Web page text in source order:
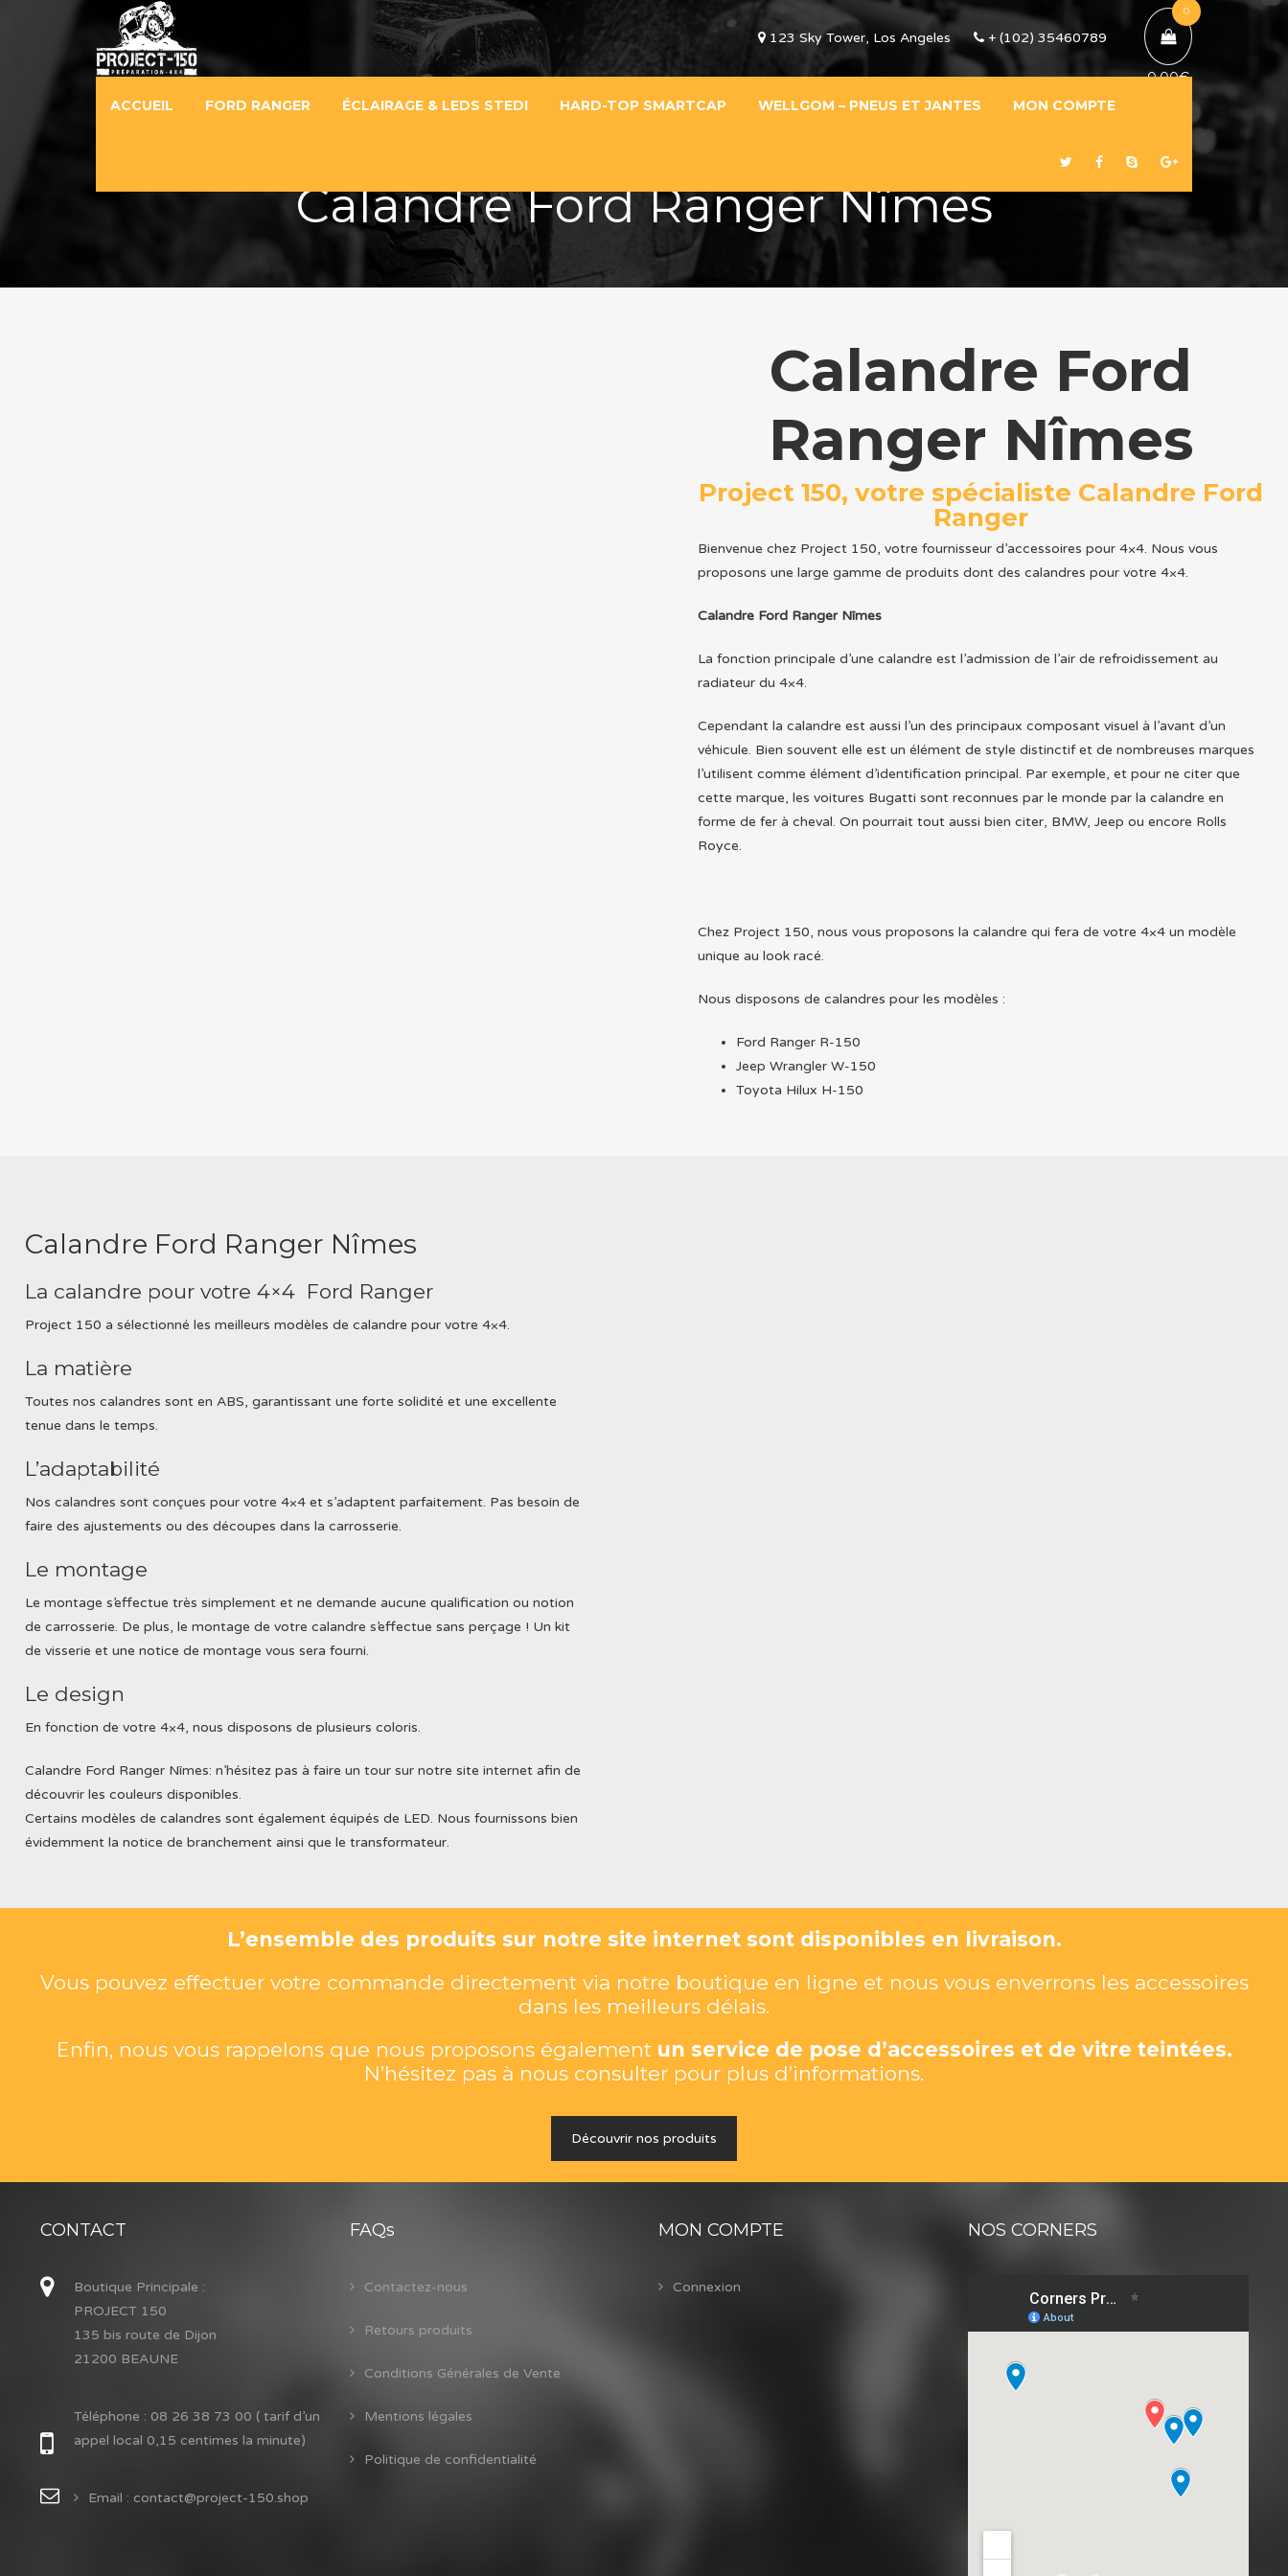
123 Sky Tower, Los Angeles + (102) 35460789
0
0,00€
ACCUEIL
FORD RANGER ÉCLAIRAGE & LEDS STEDI HARD-TOP SMARTCAP WELLGOM – PNEUS ET JANTES MON COMPTE
Calandre Ford Ranger Nîmes
Calandre Ford
Ranger Nîmes
Project 150, votre spécialiste Calandre Ford
Ranger
Bienvenue chez Project 150, votre fournisseur d’accessoires pour 4×4. Nous vous
proposons une large gamme de produits dont des calandres pour votre 4×4.
Calandre Ford Ranger Nîmes
La fonction principale d’une calandre est l’admission de l’air de refroidissement au
radiateur du 4×4.
Cependant la calandre est aussi l’un des principaux composant visuel à l’avant d’un
véhicule. Bien souvent elle est un élément de style distinctif et de nombreuses marques
l’utilisent comme élément d’identification principal. Par exemple, et pour ne citer que
cette marque, les voitures Bugatti sont reconnues par le monde par la calandre en
forme de fer à cheval. On pourrait tout aussi bien citer, BMW, Jeep ou encore Rolls
Royce.
Chez Project 150, nous vous proposons la calandre qui fera de votre 4×4 un modèle
unique au look racé.
Nous disposons de calandres pour les modèles :
Ford Ranger R-150
Jeep Wrangler W-150
Toyota Hilux H-150
Calandre Ford Ranger Nîmes
La calandre pour votre 4×4 Ford Ranger
Project 150 a sélectionné les meilleurs modèles de calandre pour votre 4×4.
La matière
Toutes nos calandres sont en ABS, garantissant une forte solidité et une excellente
tenue dans le temps.
L’adaptabilité
Nos calandres sont conçues pour votre 4×4 et s’adaptent parfaitement. Pas besoin de
faire des ajustements ou des découpes dans la carrosserie.
Le montage
Le montage s’effectue très simplement et ne demande aucune qualification ou notion
de carrosserie. De plus, le montage de votre calandre s’effectue sans perçage ! Un kit
de visserie et une notice de montage vous sera fourni.
Le design
En fonction de votre 4×4, nous disposons de plusieurs coloris.
Calandre Ford Ranger Nîmes: n’hésitez pas à faire un tour sur notre site internet afin de
découvrir les couleurs disponibles.
Certains modèles de calandres sont également équipés de LED. Nous fournissons bien
évidemment la notice de branchement ainsi que le transformateur.
L’ensemble des produits sur notre site internet sont disponibles en livraison.
Vous pouvez effectuer votre commande directement via notre boutique en ligne et nous vous enverrons les accessoires
dans les meilleurs délais.
Enfin, nous vous rappelons que nous proposons également un service de pose d’accessoires et de vitre teintées.
N’hésitez pas à nous consulter pour plus d’informations.
Découvrir nos produits
CONTACT
Boutique Principale :
PROJECT 150
135 bis route de Dijon
21200 BEAUNE
Téléphone : 08 26 38 73 00 ( tarif d’un
appel local 0,15 centimes la minute)
Email : contact@project-150.shop
FAQs
Contactez-nous
Retours produits
Conditions Générales de Vente
Mentions légales
Politique de confidentialité
MON COMPTE
Connexion
NOS CORNERS